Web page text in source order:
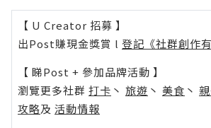
【 U Creator 招募 】
出Post賺現金獎賞 l 登記《社群創作
【 睇Post + 參加品牌活動 】
瀏覽更多社群 打卡 丶 旅遊 丶 美食 丶
攻略及 活動情報